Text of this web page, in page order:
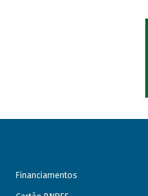
Financiamentos